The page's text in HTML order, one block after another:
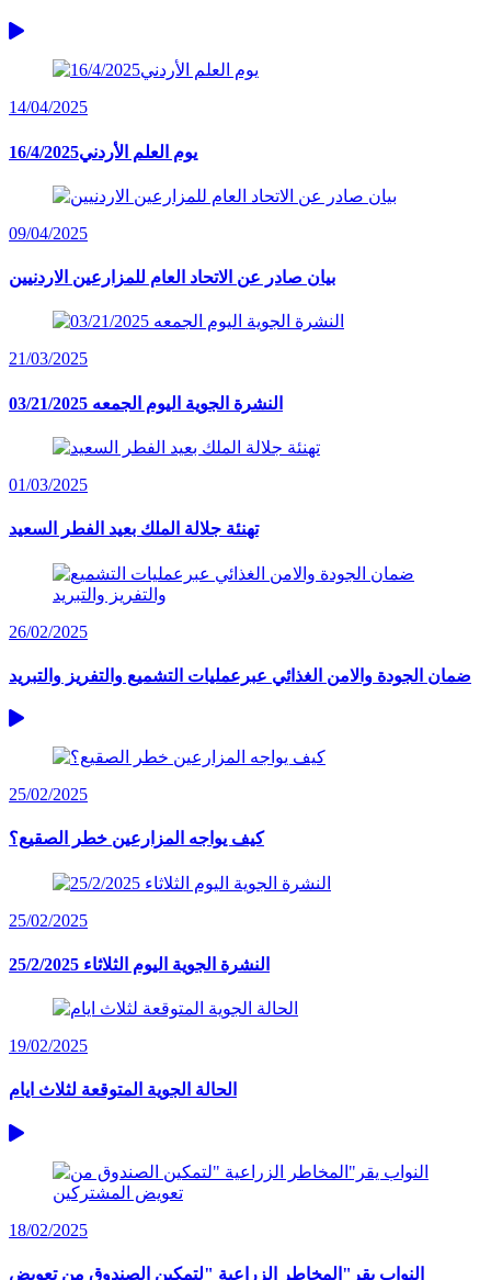
14/04/2025
16/4/2025يوم العلم الأردني
09/04/2025
بيان صادر عن الاتحاد العام للمزارعين الاردنيين
21/03/2025
النشرة الجوية اليوم الجمعه 03/21/2025
01/03/2025
تهنئة جلالة الملك بعيد الفطر السعيد
26/02/2025
ضمان الجودة والامن الغذائي عبرعمليات التشميع والتفريز والتبريد
25/02/2025
كيف يواجه المزارعين خطر الصقيع؟
25/02/2025
النشرة الجوية اليوم الثلاثاء 25/2/2025
19/02/2025
الحالة الجوية المتوقعة لثلاث ايام
18/02/2025
النواب يقر"المخاطر الزراعية "لتمكين الصندوق من تعويض